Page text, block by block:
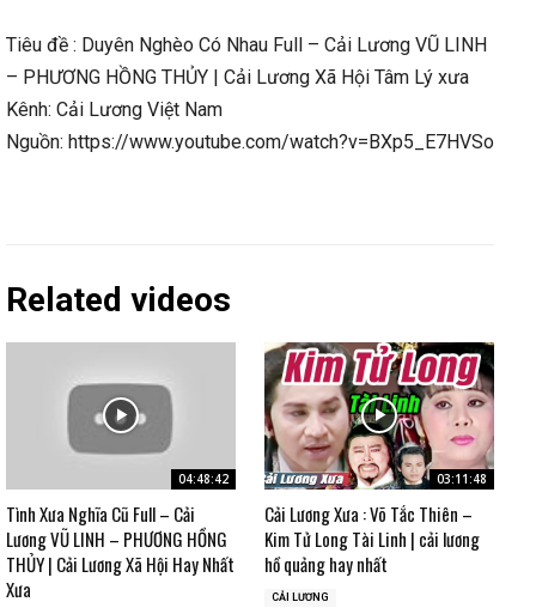
Tiêu đề : Duyên Nghèo Có Nhau Full – Cải Lương VŨ LINH
– PHƯƠNG HỒNG THỦY | Cải Lương Xã Hội Tâm Lý xưa
Kênh: Cải Lương Việt Nam
Nguồn: https://www.youtube.com/watch?v=BXp5_E7HVSo
Related videos
04:48:42
Tình Xưa Nghĩa Cũ Full – Cải
Lương VŨ LINH – PHƯƠNG HỒNG
THỦY | Cải Lương Xã Hội Hay Nhất
Xưa
03:11:48
Cải Lương Xưa : Võ Tắc Thiên –
Kim Tử Long Tài Linh | cải lương
hồ quảng hay nhất
CẢI LƯƠNG